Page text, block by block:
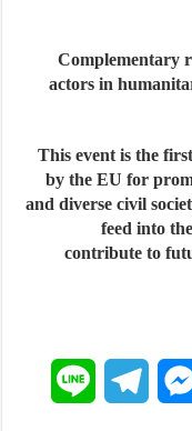
–
actors in
This event is the
by the EU for
and diverse civil
feed into
contribute to
M